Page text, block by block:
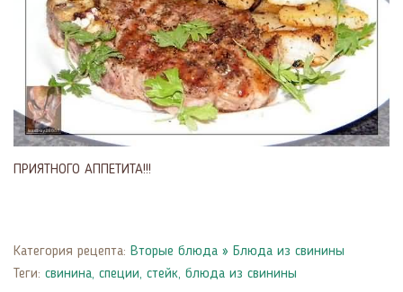
ПРИЯТНОГО АППЕТИТА!!!
Категория рецепта: Вторые блюда » Блюда из свинины
Теги: свинина, специи, стейк, блюда из свинины